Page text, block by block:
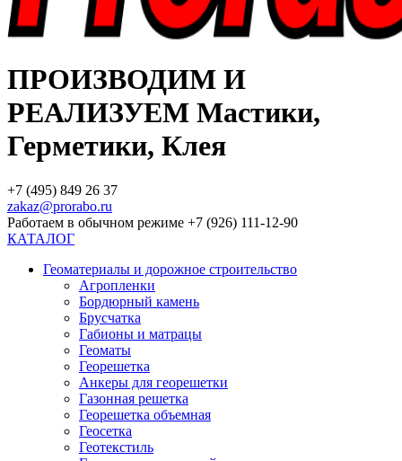
ПРОИЗВОДИМ И
РЕАЛИЗУЕМ Мастики,
Герметики, Клея
+7 (495) 849 26 37
zakaz@prorabo.ru
Работаем в обычном режиме +7 (926) 111-12-90
КАТАЛОГ
Геоматериалы и дорожное строительство
Агропленки
Бордюрный камень
Брусчатка
Габионы и матрацы
Геоматы
Георешетка
Анкеры для георешетки
Газонная решетка
Георешетка объемная
Геосетка
Геотекстиль